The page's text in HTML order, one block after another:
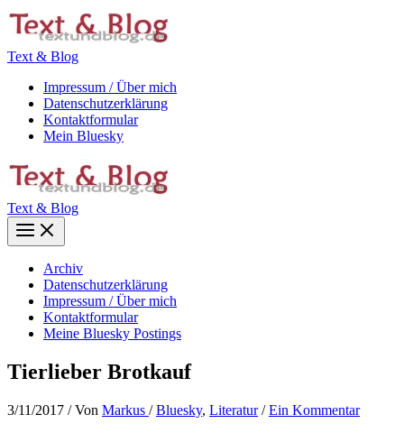
Zum
Inhalt
Text & Blog
Impressum / Über mich
Datenschutzerklärung
Kontaktformular
Mein Bluesky
Text & Blog
Main
Menu
Archiv
Datenschutzerklärung
Impressum / Über mich
Kontaktformular
Meine Bluesky Postings
Tierlieber Brotkauf
3/11/2017 / Von Markus /Bluesky, Literatur/Ein Kommentar